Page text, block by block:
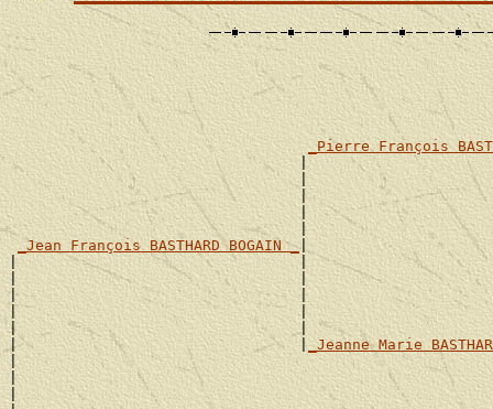
_Pierre François
|
|
|
|
_Jean François BASTHARD BOGAIN _|
|
|
|
|                                |
|                                |
|                                | _Jeanne Marie
|
|
|